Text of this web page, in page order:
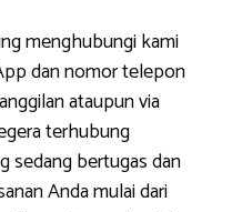
menghubungi kami
dan nomor telepon
ataupun via
terhubung
sedang bertugas dan
Anda mulai dari